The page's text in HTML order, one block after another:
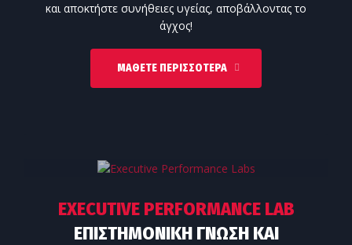
και αποκτήστε συνήθειες υγείας, αποβάλλοντας το
άγχος!
ΜΆΘΕΤΕ ΠΕΡΙΣΣΌΤΕΡΑ
EXECUTIVE PERFORMANCE LAB
ΕΠΙΣΤΗΜΟΝΙΚΗ ΓΝΩΣΗ ΚΑΙ